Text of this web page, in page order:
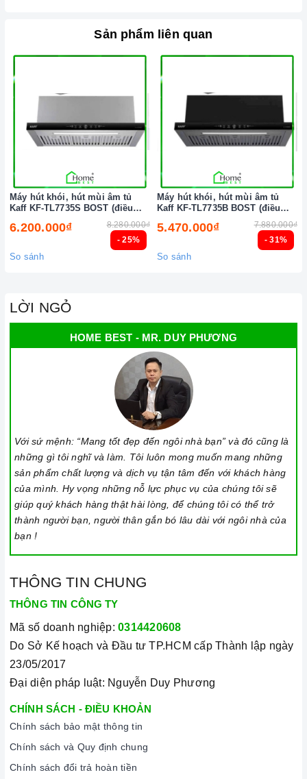
Sản phẩm liên quan
- 25%
Máy hút khói, hút mùi âm tủ
Kaff KF-TL7735S BOST (điều
khiển cảm biến vẫy tay)
6.200.000₫ 8.280.000₫
So sánh
- 31%
Máy hút khói, hút mùi âm tủ
Kaff KF-TL7735B BOST (điều
khiển cảm biến vẫy tay)
5.470.000₫ 7.880.000₫
So sánh
LỜI NGỎ
HOME BEST - MR. DUY PHƯƠNG
Với sứ mệnh: “Mang tốt đẹp đến ngôi nhà bạn” và đó cũng là
những gì tôi nghĩ và làm. Tôi luôn mong muốn mang những
sản phẩm chất lượng và dịch vụ tận tâm đến với khách hàng
của mình. Hy vọng những nỗ lực phục vụ của chúng tôi sẽ
giúp quý khách hàng thật hài lòng, để chúng tôi có thể trở
thành người bạn, người thân gắn bó lâu dài với ngôi nhà của
bạn !
THÔNG TIN CHUNG
THÔNG TIN CÔNG TY
Mã số doanh nghiệp: 0314420608
Do Sở Kế hoạch và Đầu tư TP.HCM cấp Thành lập ngày
23/05/2017
Đại diện pháp luật: Nguyễn Duy Phương
CHÍNH SÁCH - ĐIỀU KHOẢN
Chính sách bảo mật thông tin
Chính sách và Quy định chung
Chính sách đổi trả hoàn tiền